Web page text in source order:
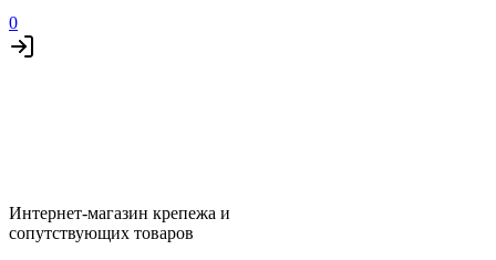
0
Интернет-магазин крепежа и
сопутствующих товаров